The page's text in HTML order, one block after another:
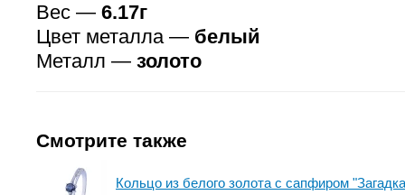
Вес — 6.17г
Цвет металла — белый
Металл — золото
Смотрите также
Кольцо из белого золота с сапфиром